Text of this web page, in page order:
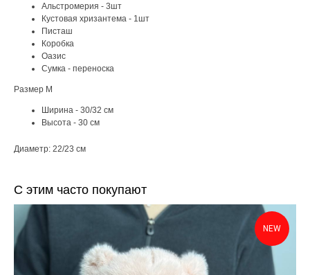
Альстромерия - 3шт
Кустовая хризантема - 1шт
Писташ
Коробка
Оазис
Сумка - переноска
Размер М
Ширина - 30/32 см
Высота - 30 см
Диаметр: 22/23 см
С этим часто покупают
NEW